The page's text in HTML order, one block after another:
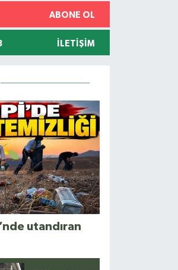
ABONE OL
İLETIŞIM
utandıran